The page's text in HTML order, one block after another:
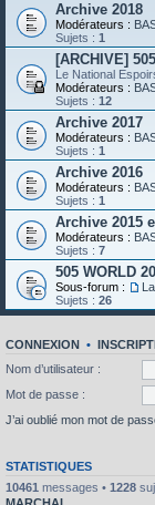
Archive 2018
Modérateurs :
Sujets : 1
[ARCHIVE]
Le National
Modérateurs :
Sujets : 12
Archive 2017
Modérateurs :
Sujets : 1
Archive 2016
Modérateurs :
Sujets : 1
Archive 2015
Modérateurs :
Sujets : 7
505 WORLD
Sous-forum :
Sujets : 26
CONNEXION •
Nom d’utilisateur :
Mot de passe :
J’ai oublié mon mot de
STATISTIQUES
10461 messages • 1228